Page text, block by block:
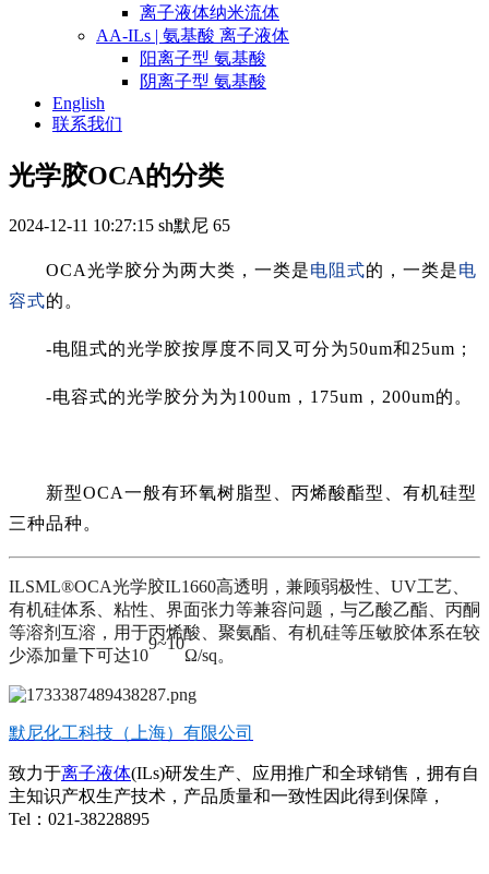
离子液体纳米流体
AA-ILs | 氨基酸 离子液体
阳离子型 氨基酸
阴离子型 氨基酸
English
联系我们
光学胶OCA的分类
2024-12-11 10:27:15 sh默尼 65
OCA光学胶分为两大类，一类是电阻式的，一类是电
容式的。
-电阻式的光学胶按厚度不同又可分为50um和25um；
-电容式的光学胶分为为100um，175um，200um的。
新型OCA一般有环氧树脂型、丙烯酸酯型、有机硅型
三种品种。
ILSML®OCA光学胶IL1660高透明，兼顾弱极性、UV工艺、
有机硅体系、粘性、界面张力等兼容问题，与乙酸乙酯、丙酮
等溶剂互溶，用于丙烯酸、聚氨酯、有机硅等压敏胶体系在较
少添加量下可达10
9~10
Ω/sq。
默尼化工科技（上海）有限公司
致力于离子液体(ILs)研发生产、应用推广和全球销售，拥有自
主知识产权生产技术，产品质量和一致性因此得到保障，
Tel：021-38228895